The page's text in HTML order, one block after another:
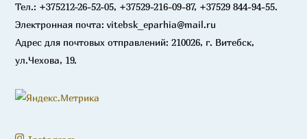
Тел.: +375212-26-52-05, +37529-216-09-87, +37529 844-94-55.
Электронная почта: vitebsk_eparhia@mail.ru
Адрес для почтовых отправлений: 210026, г. Витебск,
ул.Чехова, 19.